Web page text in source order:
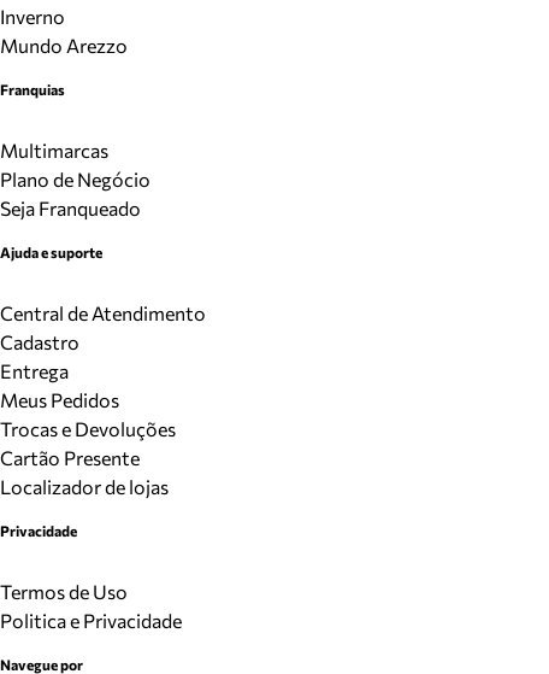
Inverno
Mundo Arezzo
Franquias
Multimarcas
Plano de Negócio
Seja Franqueado
Ajuda e suporte
Central de Atendimento
Cadastro
Entrega
Meus Pedidos
Trocas e Devoluções
Cartão Presente
Localizador de lojas
Privacidade
Termos de Uso
Politica e Privacidade
Navegue por